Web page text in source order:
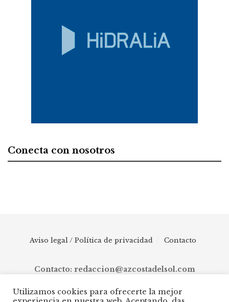
Conecta con nosotros
Aviso legal / Política de privacidad Contacto
Contacto: redaccion@azcostadelsol.com
Utilizamos cookies para ofrecerte la mejor